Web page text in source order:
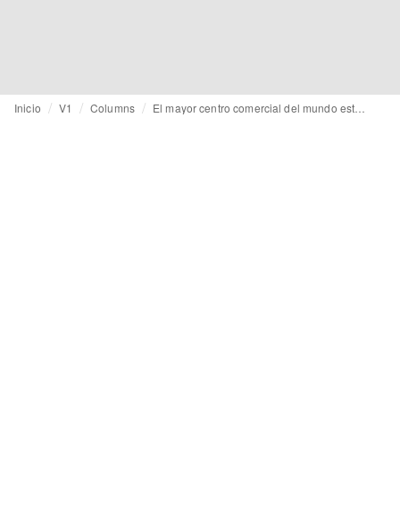
Inicio V1 Columns